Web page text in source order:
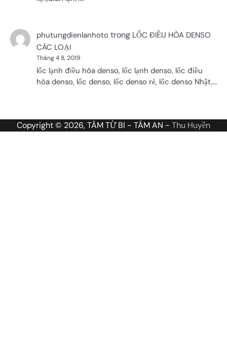
phutungdienlanhoto trong LỐC ĐIỀU HÒA DENSO
CÁC LOẠI
Tháng 4 8, 2019
lốc lạnh điều hòa denso, lốc lạnh denso, lốc điều
hòa denso, lốc denso, lốc denso rẻ, lốc denso Nhật,…
Copyright © 2026, TÂM TỪ BI - TÂM AN - Thu Huyền